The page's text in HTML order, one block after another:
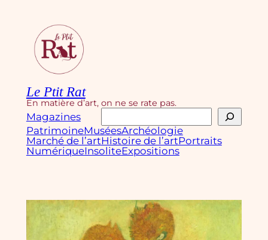
contenu
Le Ptit Rat
En matière d’art, on ne se rate pas.
Magazines
Rechercher
PatrimoineMuséesArchéologie
Marché de l’artHistoire de l’artPortraits
NumériqueInsoliteExpositions